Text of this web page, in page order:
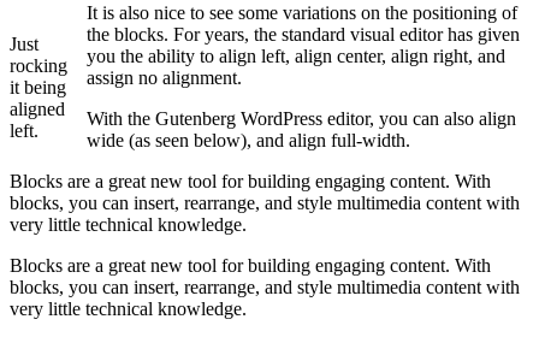
Just
rocking
it being
aligned
left.
It is also nice to see some variations on the positioning of
the blocks. For years, the standard visual editor has given
you the ability to align left, align center, align right, and
assign no alignment.
With the Gutenberg WordPress editor, you can also align
wide (as seen below), and align full-width.
Blocks are a great new tool for building engaging content. With
blocks, you can insert, rearrange, and style multimedia content with
very little technical knowledge.
Blocks are a great new tool for building engaging content. With
blocks, you can insert, rearrange, and style multimedia content with
very little technical knowledge.